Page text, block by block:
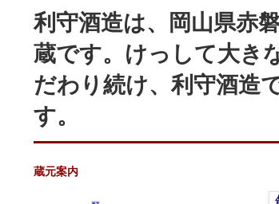
利守酒造は、岡山県赤
蔵です。けっして大き
だわり続け、利守酒造
す。
蔵元案内